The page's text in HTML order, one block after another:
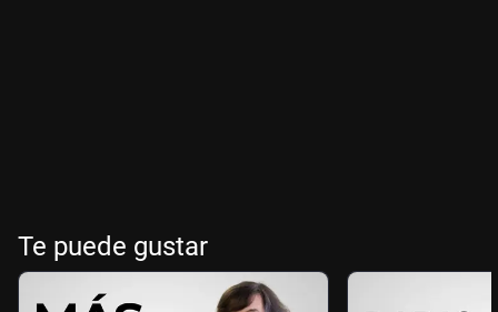
Te puede gustar